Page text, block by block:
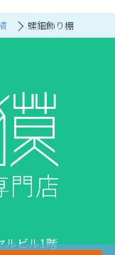
螺鈿飾り棚
ビル1階